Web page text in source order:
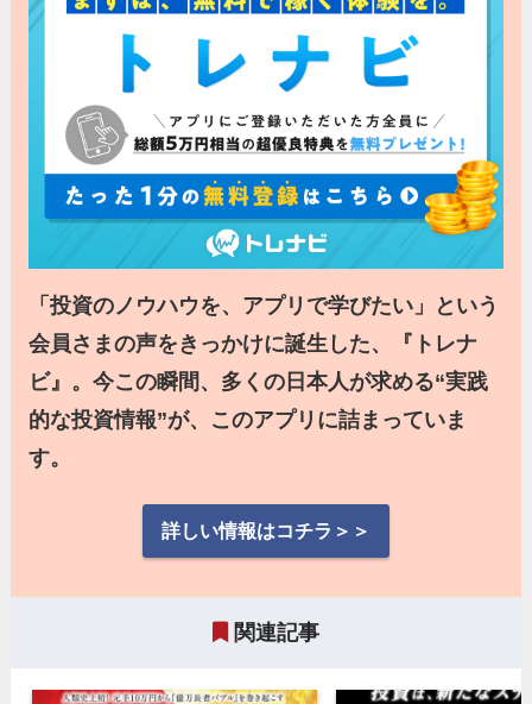
「投資のノウハウを、アプリで学びたい」という
会員さまの声をきっかけに誕生した、『トレナ
ビ』。今この瞬間、多くの日本人が求める“実践
的な投資情報”が、このアプリに詰まっていま
す。
詳しい情報はコチラ＞＞
関連記事